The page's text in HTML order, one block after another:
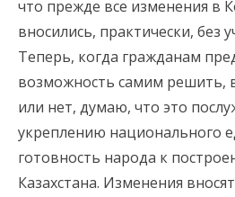
что прежде все изменения в
вносились, практически, без
Теперь, когда гражданам
возможность самим решить,
или нет, думаю, что это
укреплению национального
готовность народа к
Казахстана. Изменения